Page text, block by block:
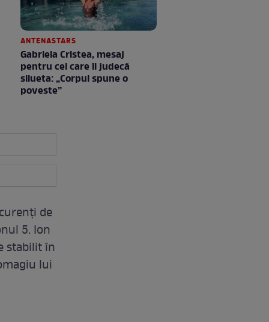
ANTENASTARS
Gabriela Cristea, mesaj
pentru cei care îi judecă
silueta: „Corpul spune o
poveste”
de
5. Ion
stabilit în
lui